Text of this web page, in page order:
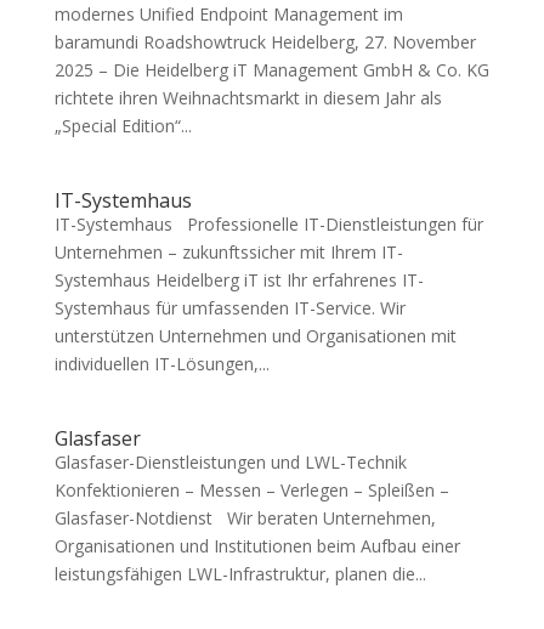
modernes Unified Endpoint Management im
baramundi Roadshowtruck Heidelberg, 27. November
2025 – Die Heidelberg iT Management GmbH & Co. KG
richtete ihren Weihnachtsmarkt in diesem Jahr als
„Special Edition“...
IT-Systemhaus
IT-Systemhaus Professionelle IT-Dienstleistungen für
Unternehmen – zukunftssicher mit Ihrem IT-
Systemhaus Heidelberg iT ist Ihr erfahrenes IT-
Systemhaus für umfassenden IT-Service. Wir
unterstützen Unternehmen und Organisationen mit
individuellen IT-Lösungen,...
Glasfaser
Glasfaser-Dienstleistungen und LWL-Technik
Konfektionieren – Messen – Verlegen – Spleißen –
Glasfaser-Notdienst Wir beraten Unternehmen,
Organisationen und Institutionen beim Aufbau einer
leistungsfähigen LWL-Infrastruktur, planen die...